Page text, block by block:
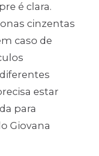
é clara.
cinzentas
caso de
estar
para
Giovana